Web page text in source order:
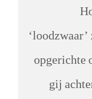
opgerichte
gij